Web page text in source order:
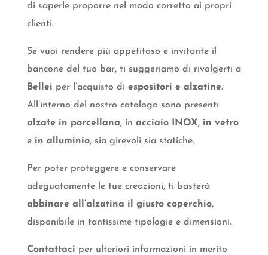
di saperle proporre nel modo corretto ai propri
clienti.
Se vuoi rendere più appetitoso e invitante il
bancone del tuo bar, ti suggeriamo di rivolgerti a
Bellei per l’acquisto di espositori e alzatine.
All’interno del nostro catalogo sono presenti
alzate in porcellana, in acciaio INOX, in vetro
e in alluminio, sia girevoli sia statiche.
Per poter proteggere e conservare
adeguatamente le tue creazioni, ti basterà
abbinare all’alzatina il giusto coperchio,
disponibile in tantissime tipologie e dimensioni.
Contattaci per ulteriori informazioni in merito